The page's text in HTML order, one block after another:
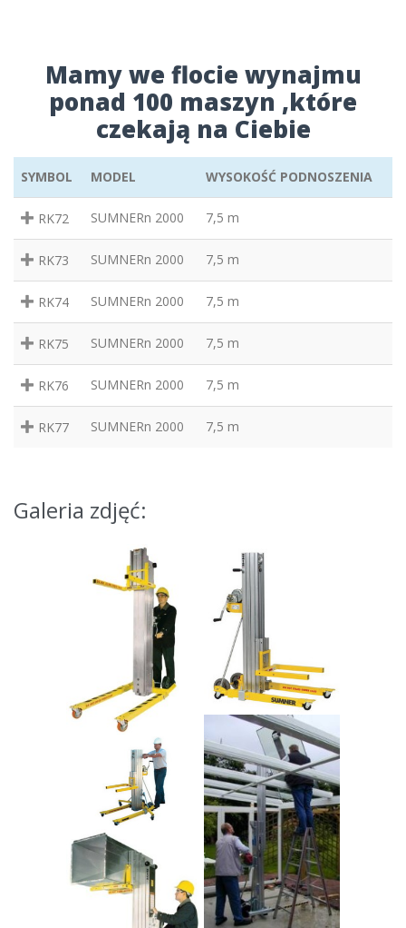
Mamy we flocie wynajmu
ponad 100 maszyn ,które
czekają na Ciebie
SYMBOL MODEL WYSOKOŚĆ PODNOSZENIA
RK72 SUMNERn 2000 7,5 m
RK73 SUMNERn 2000 7,5 m
RK74 SUMNERn 2000 7,5 m
RK75 SUMNERn 2000 7,5 m
RK76 SUMNERn 2000 7,5 m
RK77 SUMNERn 2000 7,5 m
Galeria zdjęć: